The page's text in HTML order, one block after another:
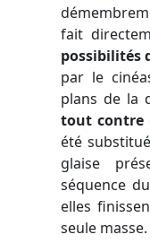
fait
possibilités
par le
plans de la
tout contre
été
glaise
séquence
elles
seule masse.